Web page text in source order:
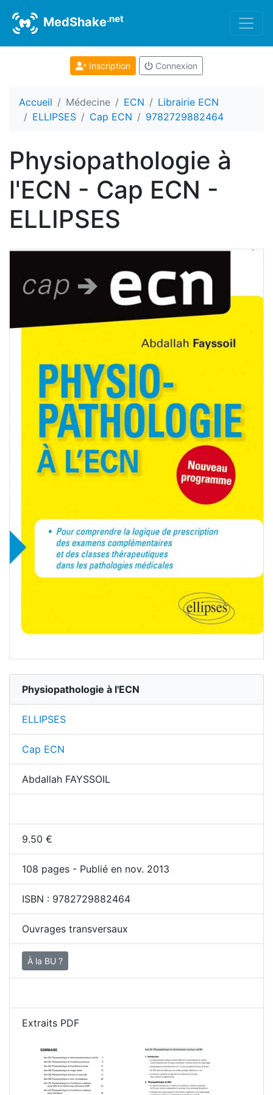
MedShake.net
Inscription Connexion
Accueil Médecine ECN
Librairie ECN
ELLIPSES
Cap ECN 9782729882464
Physiopathologie à
l'ECN - Cap ECN -
ELLIPSES
Physiopathologie à l'ECN
ELLIPSES
Cap ECN
Abdallah FAYSSOIL
9.50 €
108 pages - Publié en nov. 2013
ISBN : 9782729882464
Ouvrages transversaux
À la BU ?
Extraits PDF